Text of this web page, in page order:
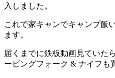
入しました。
これで家キャンでキャンプ飯
ます。
届くまでに鉄板動画見ていた
ービングフォーク & ナイフも